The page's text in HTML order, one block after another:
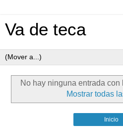
Va de teca
No hay ninguna entrada con
Mostrar todas
Inicio